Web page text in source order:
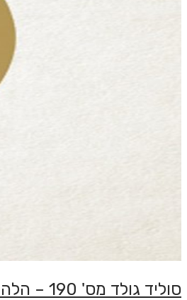
סוליד גולד מס' 190 – הלהיטים הגדולים של שנת 1990